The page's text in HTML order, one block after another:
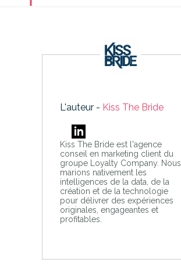
L'auteur - Kiss The Bride
Kiss The Bride est l'agence
conseil en marketing client du
groupe Loyalty Company. Nous
marions nativement les
intelligences de la data, de la
création et de la technologie
pour délivrer des expériences
originales, engageantes et
profitables.